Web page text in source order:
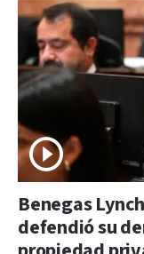
Benegas
defendió su